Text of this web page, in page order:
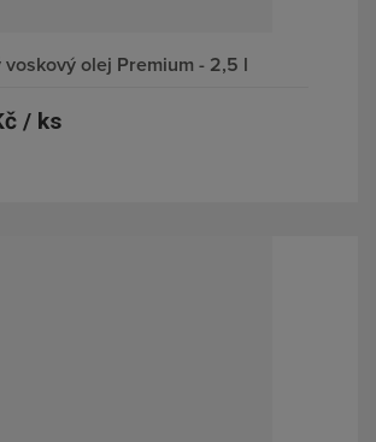
voskový olej Premium - 2,5 l
/ ks